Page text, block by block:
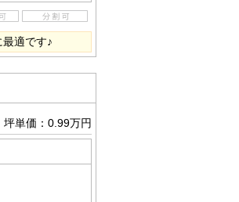
適です♪
坪単価：0.99万円